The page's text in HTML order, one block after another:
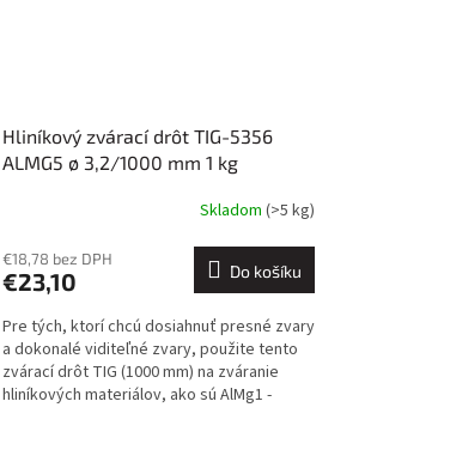
Hliníkový zvárací drôt TIG-5356
ALMG5 ø 3,2/1000 mm 1 kg
Skladom (>5 kg)
€18,78 bez DPH
€23,10 Do košíku
Pre tých, ktorí chcú dosiahnuť presné zvary
a dokonalé viditeľné zvary, použite tento
zvárací drôt TIG (1000 mm) na zváranie
hliníkových materiálov, ako sú AlMg1 -